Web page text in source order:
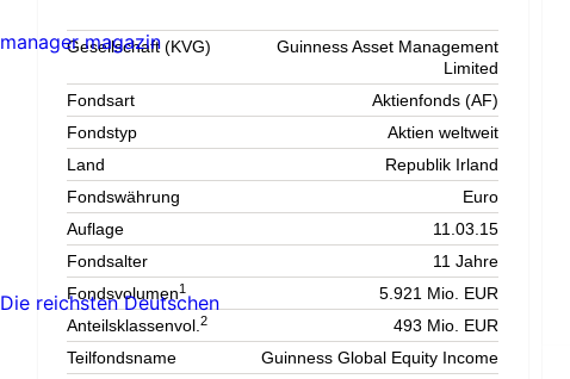
Gesellschaft (KVG)
Guinness Asset Management
Limited
Fondsart
Aktienfonds (AF)
Fondstyp
Aktien weltweit
Land
Republik Irland
Fondswährung
Euro
Auflage
11.03.15
Fondsalter
11 Jahre
Fondsvolumen1
5.921 Mio. EUR
Anteilsklassenvol.2
493 Mio. EUR
Teilfondsname
Guinness Global Equity Income
manager magazin
Die reichsten Deutschen